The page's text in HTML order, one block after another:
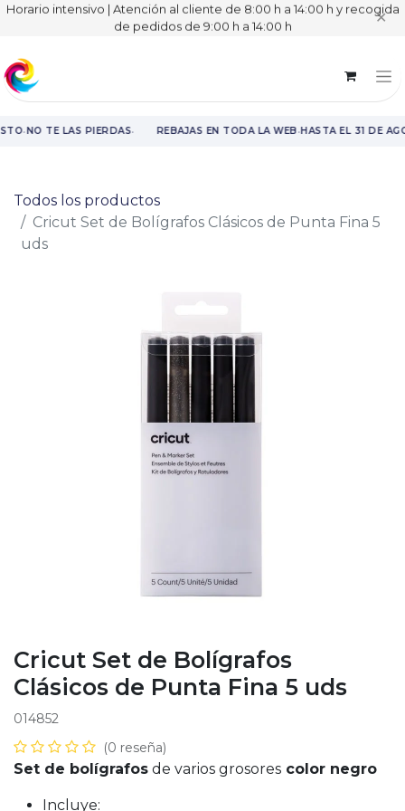
Horario intensivo | Atención al cliente de 8:00 h a 14:00 h y recogida
de pedidos de 9:00 h a 14:00 h
✕
·NO TE LAS PIERDAS· REBAJAS EN TODA LA WEB·HASTA EL 31 DE
Todos los productos
Cricut Set de Bolígrafos Clásicos de Punta Fina 5
uds
Cricut Set de Bolígrafos
Clásicos de Punta Fina 5 uds
014852
(0 reseña)
Set de bolígrafos de varios grosores color negro
Incluye: